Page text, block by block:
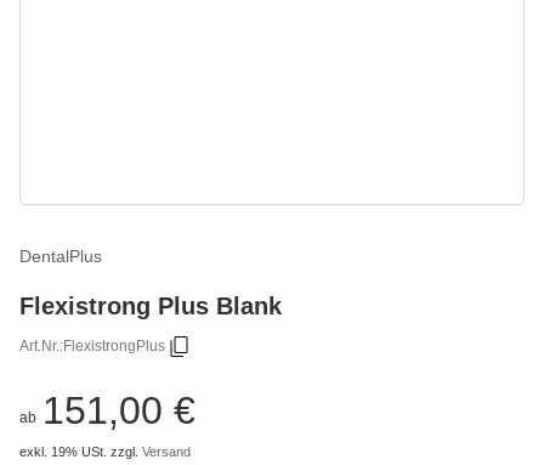
DentalPlus
Flexistrong Plus Blank
Art.Nr.:FlexistrongPlus
ab 151,00 €
exkl. 19% USt. zzgl. Versand